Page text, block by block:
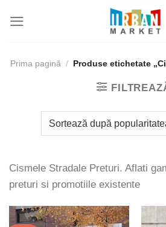
Prima pagină / Produse etichetate
Cismele Stradale Preturi. Aflati
preturi si promotiile existente